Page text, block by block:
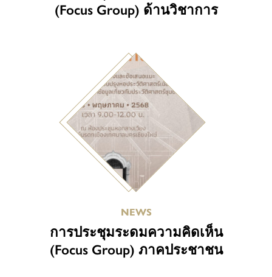
(Focus Group) ด้านวิชาการ
NEWS
การประชุมระดมความคิดเห็น
(Focus Group) ภาคประชาชน